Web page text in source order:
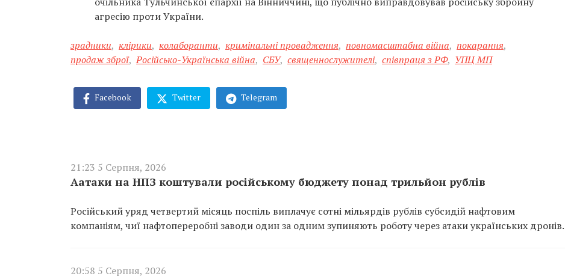
агресію проти України.
зрадники, клірики, колаборанти, кримінальні провадження, повномасштабна війна, покарання,
продаж зброї, Російсько-Українська війна, СБУ, священнослужителі, співпраця з РФ, УПЦ МП
Facebook Twitter Telegram
21:23 5 Серпня, 2026
Аатаки на НПЗ коштували російському бюджету понад трильйон рублів
Російський уряд четвертий місяць поспіль виплачує сотні мільярдів рублів субсидій нафтовим
компаніям, чиї нафтопереробні заводи один за одним зупиняють роботу через атаки українських дронів.
20:58 5 Серпня, 2026